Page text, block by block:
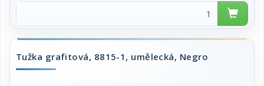
Tužka grafitová, 8815-1, umělecká, Negro